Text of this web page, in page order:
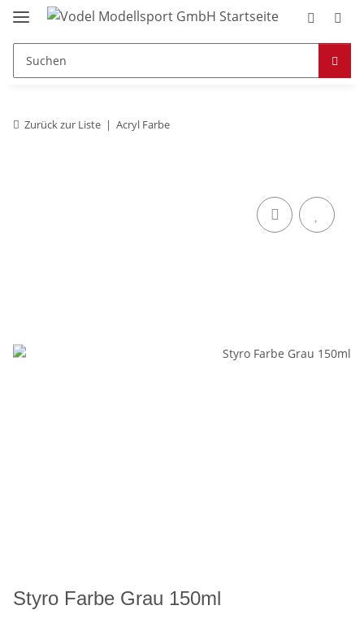
Zurück zur Liste Acryl Farbe
Styro Farbe Grau 150ml